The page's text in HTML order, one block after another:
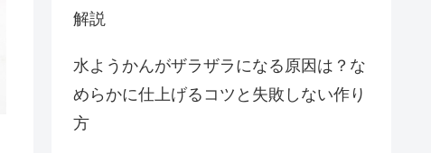
解説
水ようかんがザラザラになる原因は？な
めらかに仕上げるコツと失敗しない作り
方